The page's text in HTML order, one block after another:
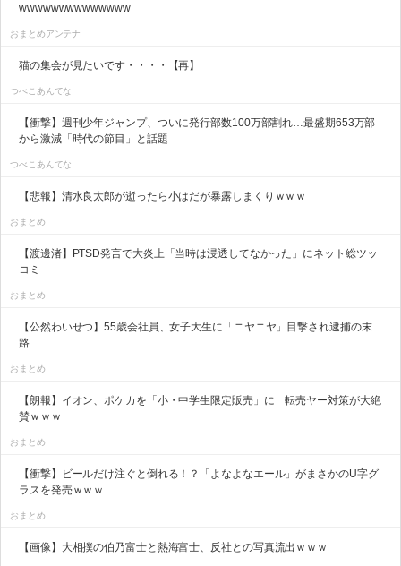
wwwwwwwwwwwwww
おまとめアンテナ
猫の集会が見たいです・・・・【再】
つべこあんてな
【衝撃】週刊少年ジャンプ、ついに発行部数100万部割れ…最盛期653万部
から激減「時代の節目」と話題
つべこあんてな
【悲報】清水良太郎が逝ったら小はだが暴露しまくりｗｗｗ
おまとめ
【渡邊渚】PTSD発言で大炎上「当時は浸透してなかった」にネット総ツッ
コミ
おまとめ
【公然わいせつ】55歳会社員、女子大生に「ニヤニヤ」目撃され逮捕の末
路
おまとめ
【朗報】イオン、ポケカを「小・中学生限定販売」に 転売ヤー対策が大絶
賛ｗｗｗ
おまとめ
【衝撃】ビールだけ注ぐと倒れる！？「よなよなエール」がまさかのU字グ
ラスを発売ｗｗｗ
おまとめ
【画像】大相撲の伯乃富士と熱海富士、反社との写真流出ｗｗｗ